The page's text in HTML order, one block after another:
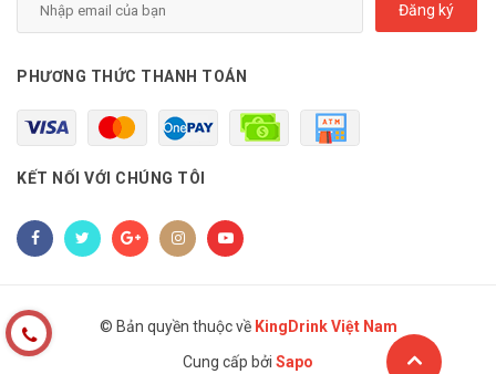
Đăng ký
PHƯƠNG THỨC THANH TOÁN
KẾT NỐI VỚI CHÚNG TÔI
© Bản quyền thuộc về KingDrink Việt Nam
Cung cấp bởi Sapo